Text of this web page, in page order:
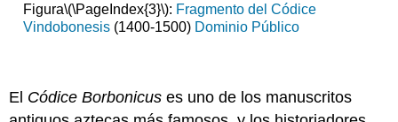
Figura\(\PageIndex{3}\): Fragmento del Códice
Vindobonesis(1400-1500) Dominio Público
El Códice Borbonicus es uno de los manuscritos